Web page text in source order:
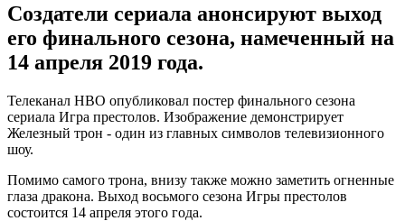
Создатели сериала анонсируют выход
его финального сезона, намеченный на
14 апреля 2019 года.
Телеканал HBO опубликовал постер финального сезона
сериала Игра престолов. Изображение демонстрирует
Железный трон - один из главных символов телевизионного
шоу.
Помимо самого трона, внизу также можно заметить огненные
глаза дракона. Выход восьмого сезона Игры престолов
состоится 14 апреля этого года.